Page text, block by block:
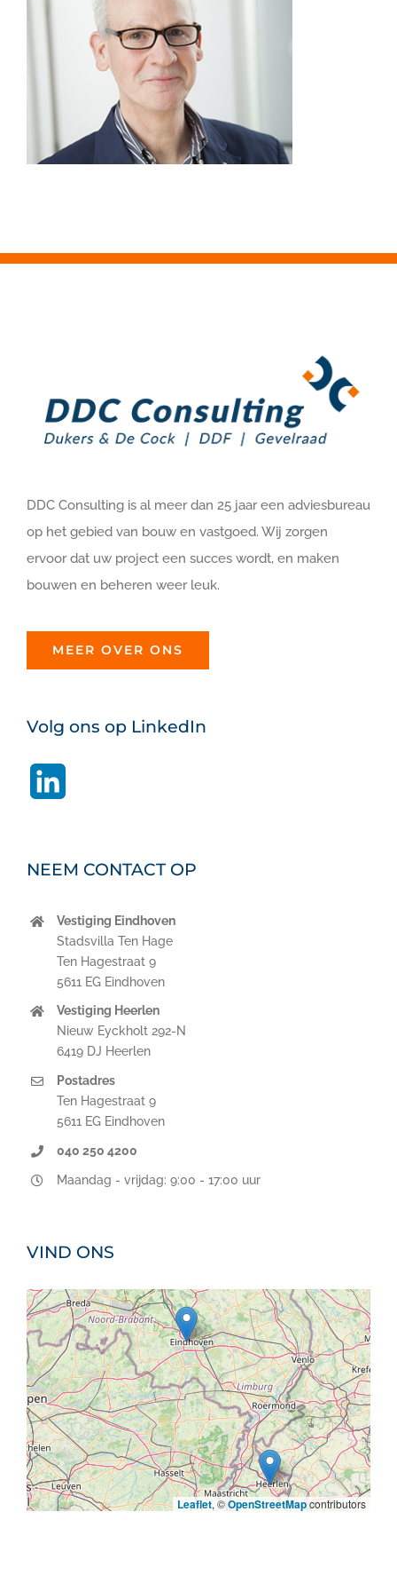
DDC Consulting is al meer dan 25 jaar een adviesbureau
op het gebied van bouw en vastgoed. Wij zorgen
ervoor dat uw project een succes wordt, en maken
bouwen en beheren weer leuk.
MEER OVER ONS
Volg ons op LinkedIn
NEEM CONTACT OP
Vestiging Eindhoven
Stadsvilla Ten Hage
Ten Hagestraat 9
5611 EG Eindhoven
Vestiging Heerlen
Nieuw Eyckholt 292-N
6419 DJ Heerlen
Postadres
Ten Hagestraat 9
5611 EG Eindhoven
040 250 4200
Maandag - vrijdag: 9:00 - 17:00 uur
VIND ONS
Leaflet, ©OpenStreetMapcontributors